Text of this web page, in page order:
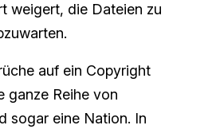
weigert, die Dateien zu
auf ein Copyright
ganze Reihe von
sogar eine Nation. In